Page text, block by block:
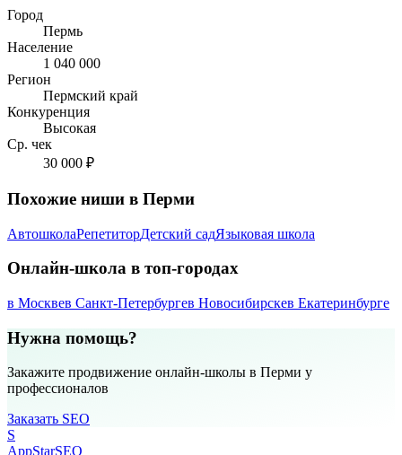
Город
Пермь
Население
1 040 000
Регион
Пермский край
Конкуренция
Высокая
Ср. чек
30 000 ₽
Похожие ниши в Перми
АвтошколаРепетиторДетский садЯзыковая школа
Онлайн-школа в топ-городах
в Москвев Санкт-Петербургев Новосибирскев Екатеринбурге
Нужна помощь?
Закажите продвижение онлайн-школы в Перми у
профессионалов
Заказать SEO
S
AppStarSEO